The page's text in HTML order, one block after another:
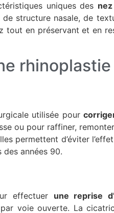
uniques des
structure nasale, de
tout en préservant et en
rhinoplastie
utilisée pour
ou pour raffiner,
permettent d’éviter
années 90.
effectuer une reprise
voie ouverte. La